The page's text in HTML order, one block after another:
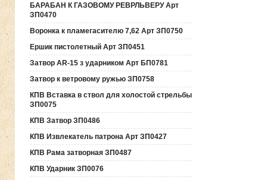
БАРАБАН К ГАЗОВОМУ РЕВРЛЬВЕРУ Арт
ЗП0470
Воронка к пламегасителю 7,62 Арт ЗП0750
Ершик пистолетный Арт ЗП0451
Затвор AR-15 з ударником Арт БП0781
Затвор к ветровому ружью ЗП0758
КПВ Вставка в ствол для холостой стрельбы
ЗП0075
КПВ Затвор ЗП0486
КПВ Извлекатель патрона Арт ЗП0427
КПВ Рама затворная ЗП0487
КПВ Ударник ЗП0076